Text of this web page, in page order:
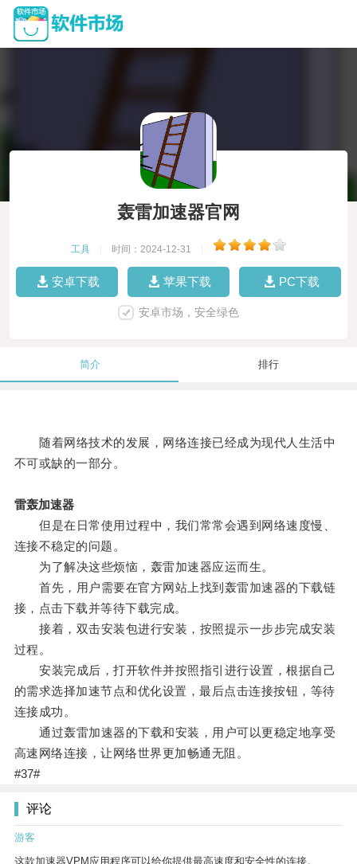
轰雷加速器官网
工具 时间：2024-12-31
安卓下载 苹果下载 PC下载
安卓市场，安全绿色
简介 排行
随着网络技术的发展，网络连接已经成为现代人生活中
不可或缺的一部分。
雷轰加速器
但是在日常使用过程中，我们常常会遇到网络速度慢、
连接不稳定的问题。
为了解决这些烦恼，轰雷加速器应运而生。
首先，用户需要在官方网站上找到轰雷加速器的下载链
接，点击下载并等待下载完成。
接着，双击安装包进行安装，按照提示一步步完成安装
过程。
安装完成后，打开软件并按照指引进行设置，根据自己
的需求选择加速节点和优化设置，最后点击连接按钮，等待
连接成功。
通过轰雷加速器的下载和安装，用户可以更稳定地享受
高速网络连接，让网络世界更加畅通无阻。
#37#
评论
游客
这款加速器VPM应用程序可以给你提供最高速度和安全性的连接。